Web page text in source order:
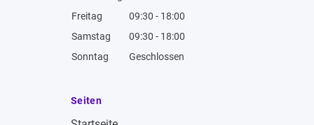
Freitag
09:30 - 18:00
Samstag
09:30 - 18:00
Sonntag
Geschlossen
Seiten